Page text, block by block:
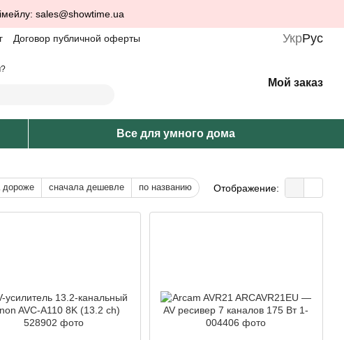
sales@showtime.ua
Договор публичной оферты УкрРус
Мой заказ
Все для умного дома
дороже сначала дешевле по названию Отображение: